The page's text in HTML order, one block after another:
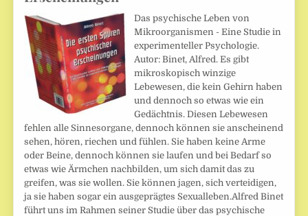
Das psychische Leben von
Mikroorganismen - Eine Studie in
experimenteller Psychologie.
Autor: Binet, Alfred. Es gibt
mikroskopisch winzige
Lebewesen, die kein Gehirn haben
und dennoch so etwas wie ein
Gedächtnis. Diesen Lebewesen
fehlen alle Sinnesorgane, dennoch können sie anscheinend
sehen, hören, riechen und fühlen. Sie haben keine Arme
oder Beine, dennoch können sie laufen und bei Bedarf so
etwas wie Ärmchen nachbilden, um sich damit das zu
greifen, was sie wollen. Sie können jagen, sich verteidigen,
ja sie haben sogar ein ausgeprägtes Sexualleben.Alfred Binet
führt uns im Rahmen seiner Studie über das psychische